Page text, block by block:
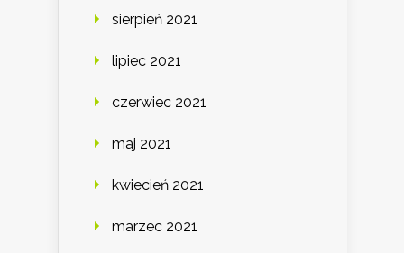
sierpień 2021
lipiec 2021
czerwiec 2021
maj 2021
kwiecień 2021
marzec 2021